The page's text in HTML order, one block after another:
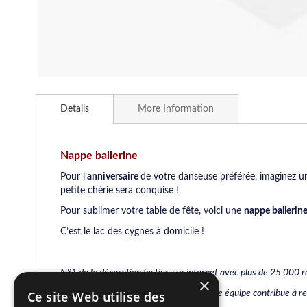
to
gallery
Details
Nappe ballerine
Pour l’anniversaire de votre danseuse préférée, imaginez
petite chérie sera conquise !
Pour sublimer votre table de fête, voici une nappe ballerine
C’est le lac des cygnes à domicile !
N°1 de la décoration festive sur internet avec plus de 25 000
Grâce à son large choix de produits, notre équipe contribue à
More Information
×
Ce site Web utilise des